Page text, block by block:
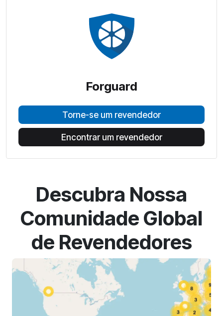
Forguard
Torne-se um revendedor
Encontrar um revendedor
Descubra Nossa
Comunidade Global
de Revendedores